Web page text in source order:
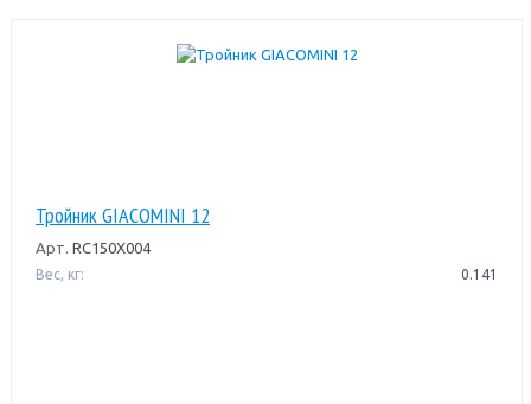
Тройник GIACOMINI 12
Арт. RC150X004
Вес, кг: 0.141